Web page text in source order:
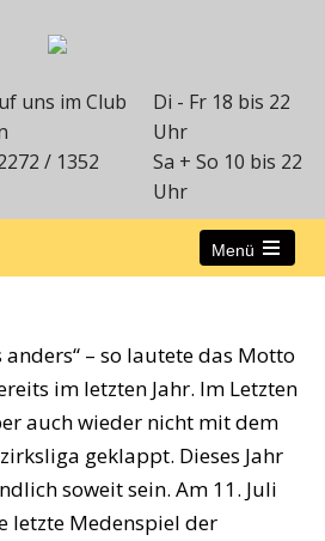
uns im Club
/ 1352
Di - Fr 18 bis 22
Uhr
Sa + So 10 bis 22
Uhr
Menü
anders“ – so lautete das Motto
im letzten Jahr. Im Letzten
auch wieder nicht mit dem
geklappt. Dieses Jahr
soweit sein. Am 11. Juli
letzte Medenspiel der